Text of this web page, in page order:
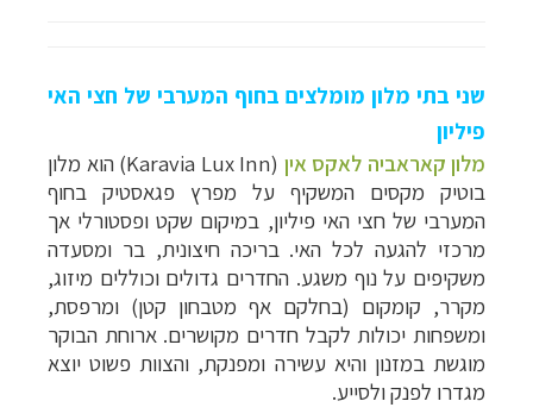
שני בתי מלון מומלצים בחוף המערבי של חצי האי
פיליון
מלון קאראביה לאקס אין (
Karavia Lux Inn) הוא מלון
בוטיק מקסים המשקיף על מפרץ פגאסטיק בחוף
המערבי של חצי האי פיליון, במיקום שקט ופסטורלי אך
מרכזי להגעה לכל האי. בריכה חיצונית, בר ומסעדה
משקיפים על נוף משגע. החדרים גדולים וכוללים מיזוג,
מקרר, קומקום (בחלקם אף מטבחון קטן) ומרפסת,
ומשפחות יכולות לקבל חדרים מקושרים. ארוחת הבוקר
מוגשת במזנון והיא עשירה ומפנקת, והצוות פשוט יוצא
מגדרו לפנק ולסייע.